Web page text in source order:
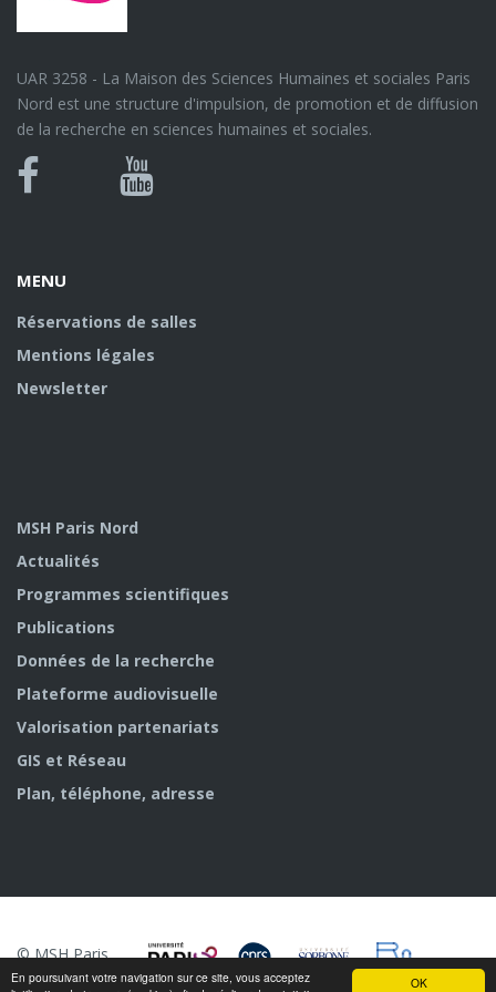
OK
En poursuivant votre navigation sur ce site, vous acceptez
UAR 3258 - La Maison des Sciences Humaines et sociales Paris
Nord est une structure d'impulsion, de promotion et de diffusion
de la recherche en sciences humaines et sociales.
Bluesky
Canal
MENU
Réservations de salles
Mentions légales
Newsletter
MSH Paris Nord
Actualités
Programmes scientifiques
Publications
Données de la recherche
Plateforme audiovisuelle
Valorisation partenariats
GIS et Réseau
Plan, téléphone, adresse
© MSH Paris
Nord